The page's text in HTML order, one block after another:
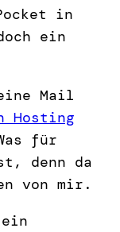
in
ein
Mail
Hosting
für
denn da
von mir.